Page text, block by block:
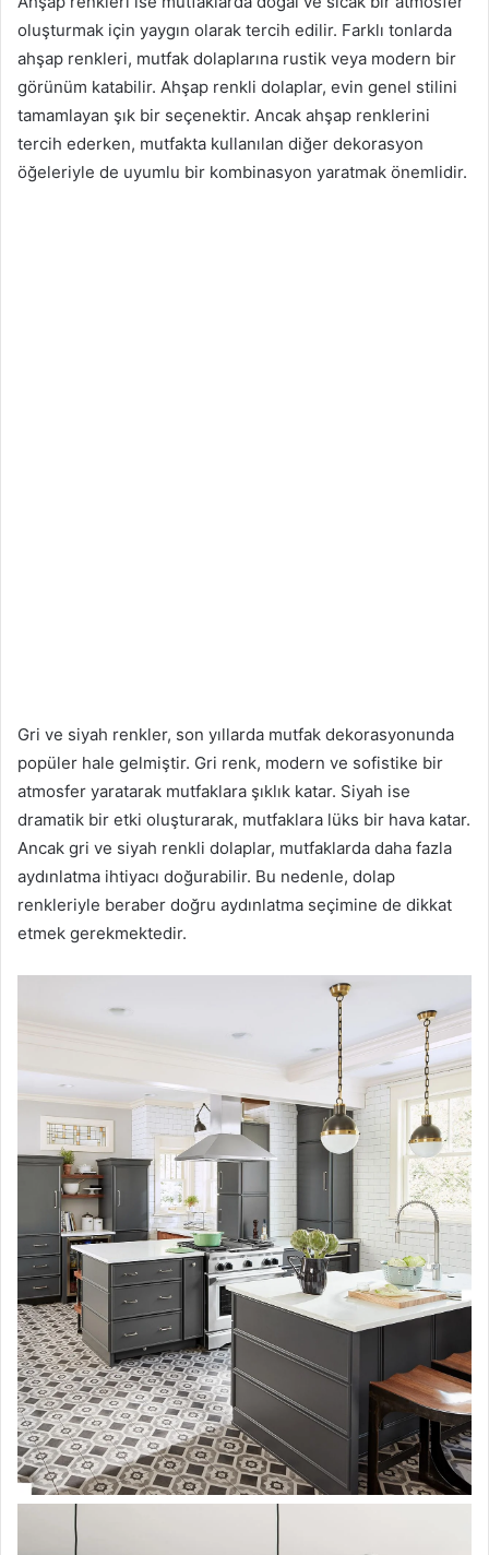
oluşturmak için yaygın olarak tercih edilir. Farklı tonlarda
ahşap renkleri, mutfak dolaplarına rustik veya modern bir
görünüm katabilir. Ahşap renkli dolaplar, evin genel stilini
tamamlayan şık bir seçenektir. Ancak ahşap renklerini
tercih ederken, mutfakta kullanılan diğer dekorasyon
öğeleriyle de uyumlu bir kombinasyon yaratmak önemlidir.
Gri ve siyah renkler, son yıllarda mutfak dekorasyonunda
popüler hale gelmiştir. Gri renk, modern ve sofistike bir
atmosfer yaratarak mutfaklara şıklık katar. Siyah ise
dramatik bir etki oluşturarak, mutfaklara lüks bir hava katar.
Ancak gri ve siyah renkli dolaplar, mutfaklarda daha fazla
aydınlatma ihtiyacı doğurabilir. Bu nedenle, dolap
renkleriyle beraber doğru aydınlatma seçimine de dikkat
etmek gerekmektedir.